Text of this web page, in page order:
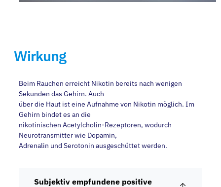
Wirkung
Beim Rauchen erreicht Nikotin bereits nach wenigen
Sekunden das Gehirn. Auch
über die Haut ist eine Aufnahme von Nikotin möglich. Im
Gehirn bindet es an die
nikotinischen Acetylcholin-Rezeptoren, wodurch
Neurotransmitter wie Dopamin,
Adrenalin und Serotonin ausgeschüttet werden.
Subjektiv empfundene positive